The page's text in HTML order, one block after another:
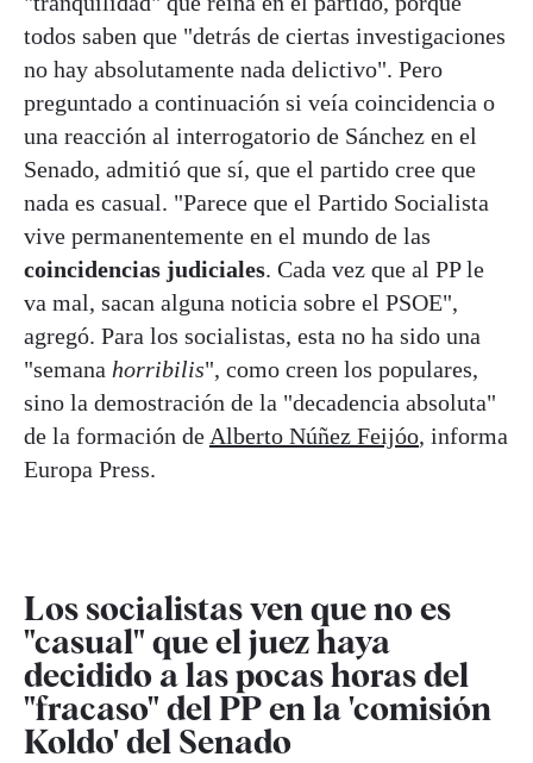
todos saben que "detrás de ciertas investigaciones
no hay absolutamente nada delictivo". Pero
preguntado a continuación si veía coincidencia o
una reacción al interrogatorio de Sánchez en el
Senado, admitió que sí, que el partido cree que
nada es casual. "Parece que el Partido Socialista
vive permanentemente en el mundo de las
coincidencias judiciales. Cada vez que al PP le
va mal, sacan alguna noticia sobre el PSOE",
agregó. Para los socialistas, esta no ha sido una
"semana horribilis", como creen los populares,
sino la demostración de la "decadencia absoluta"
de la formación de Alberto Núñez Feijóo, informa
Europa Press.
Los socialistas ven que no es
"casual" que el juez haya
decidido a las pocas horas del
"fracaso" del PP en la 'comisión
Koldo' del Senado